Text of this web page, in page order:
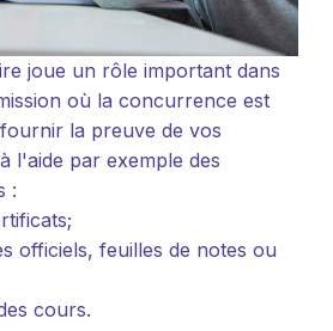
joue un rôle important dans
où la concurrence est
la preuve de vos
l'aide par exemple des
:
officiels, feuilles de notes ou
cours.